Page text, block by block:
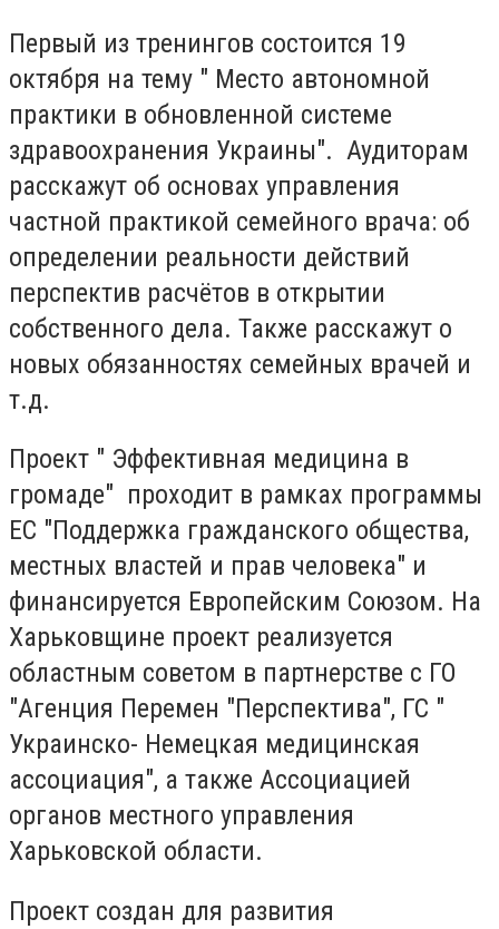
Первый из тренингов состоится 19
октября на тему " Место автономной
практики в обновленной системе
здравоохранения Украины". Аудиторам
расскажут об основах управления
частной практикой семейного врача: об
определении реальности действий
перспектив расчётов в открытии
собственного дела. Также расскажут о
новых обязанностях семейных врачей и
т.д.
Проект " Эффективная медицина в
громаде" проходит в рамках программы
ЕС "Поддержка гражданского общества,
местных властей и прав человека" и
финансируется Европейским Союзом. На
Харьковщине проект реализуется
областным советом в партнерстве с ГО
"Агенция Перемен "Перспектива", ГС "
Украинско- Немецкая медицинская
ассоциация", а также Ассоциацией
органов местного управления
Харьковской области.
Проект создан для развития